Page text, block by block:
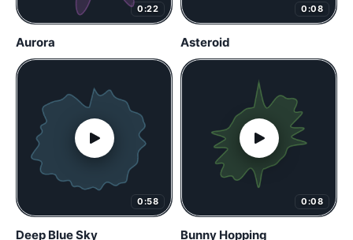
0:22
Aurora
0:08
Asteroid
0:58
Deep Blue Sky
0:08
Bunny Hopping